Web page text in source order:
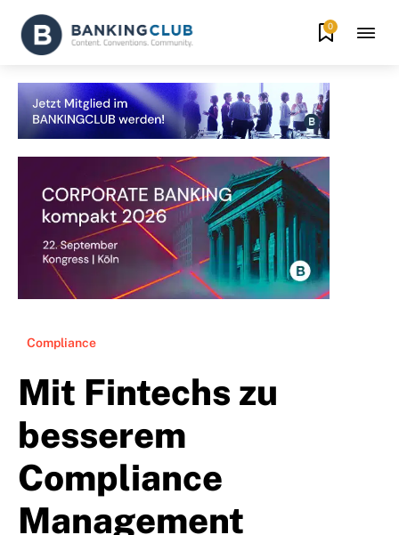
0
Compliance
Mit Fintechs zu
besserem
Compliance
Management